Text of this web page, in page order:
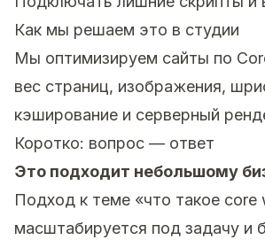
Как мы решаем это в студии
Мы оптимизируем сайты по
вес страниц, изображения,
кэширование и серверный
Коротко: вопрос — ответ
Это подходит небольшому
Подход к теме «что такое core
масштабируется под задачу